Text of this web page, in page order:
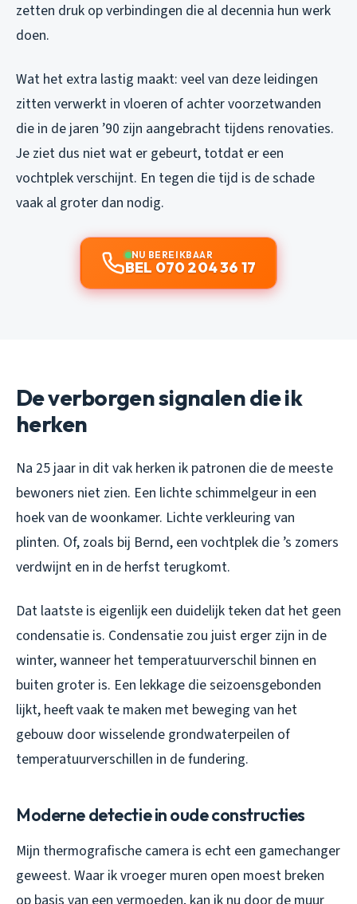
zetten druk op verbindingen die al decennia hun werk
doen.
Wat het extra lastig maakt: veel van deze leidingen
zitten verwerkt in vloeren of achter voorzetwanden
die in de jaren ’90 zijn aangebracht tijdens renovaties.
Je ziet dus niet wat er gebeurt, totdat er een
vochtplek verschijnt. En tegen die tijd is de schade
vaak al groter dan nodig.
NU BEREIKBAAR
BEL 070 204 36 17
De verborgen signalen die ik
herken
Na 25 jaar in dit vak herken ik patronen die de meeste
bewoners niet zien. Een lichte schimmelgeur in een
hoek van de woonkamer. Lichte verkleuring van
plinten. Of, zoals bij Bernd, een vochtplek die ’s zomers
verdwijnt en in de herfst terugkomt.
Dat laatste is eigenlijk een duidelijk teken dat het geen
condensatie is. Condensatie zou juist erger zijn in de
winter, wanneer het temperatuurverschil binnen en
buiten groter is. Een lekkage die seizoensgebonden
lijkt, heeft vaak te maken met beweging van het
gebouw door wisselende grondwaterpeilen of
temperatuurverschillen in de fundering.
Moderne detectie in oude constructies
Mijn thermografische camera is echt een gamechanger
geweest. Waar ik vroeger muren open moest breken